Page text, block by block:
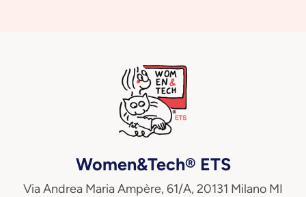
Women&Tech® ETS
Via Andrea Maria Ampère, 61/A, 20131 Milano MI